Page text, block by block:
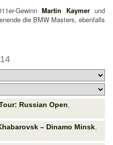
GewinnMartin Kaymerund
die BMW Masters, ebenfalls
Russian Open
– Dinamo Minsk